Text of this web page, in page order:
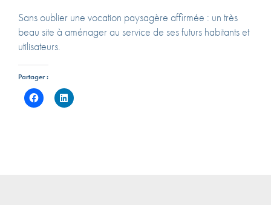
Sans oublier une vocation paysagère affirmée : un très
beau site à aménager au service de ses futurs habitants et
utilisateurs.
Partager :